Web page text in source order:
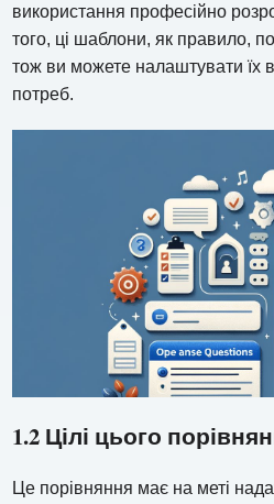
використання професійно
того, ці шаблони, як правило,
тож ви можете налаштувати їх
потреб.
1.2 Цілі цього
Це порівняння має на меті